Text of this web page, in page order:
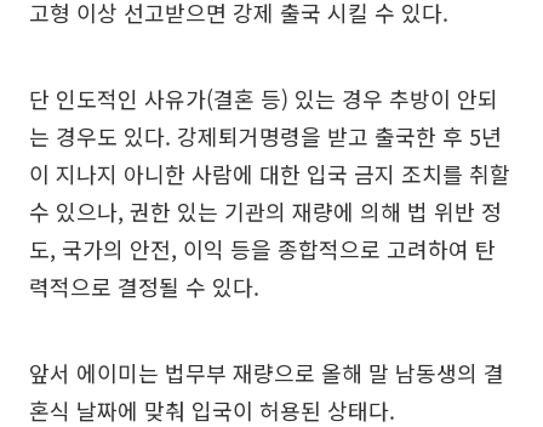
고형 이상 선고받으면 강제 출국 시킬 수 있다.
단 인도적인 사유가(결혼 등) 있는 경우 추방이 안되
는 경우도 있다. 강제퇴거명령을 받고 출국한 후 5년
이 지나지 아니한 사람에 대한 입국 금지 조치를 취할
수 있으나, 권한 있는 기관의 재량에 의해 법 위반 정
도, 국가의 안전, 이익 등을 종합적으로 고려하여 탄
력적으로 결정될 수 있다.
앞서 에이미는 법무부 재량으로 올해 말 남동생의 결
혼식 날짜에 맞춰 입국이 허용된 상태다.